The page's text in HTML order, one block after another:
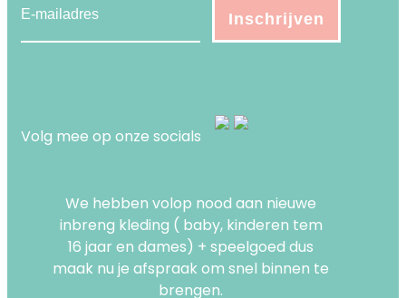
Volg mee op onze socials
We hebben volop nood aan nieuwe
inbreng kleding ( baby, kinderen tem
16 jaar en dames) + speelgoed dus
maak nu je afspraak om snel binnen te
brengen.